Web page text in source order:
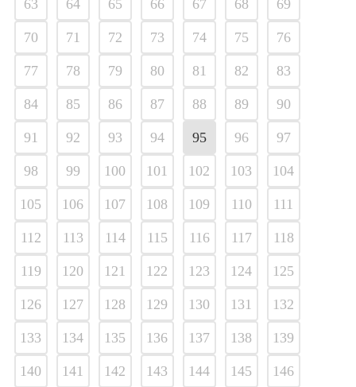
63 64 65 66 67 68 69
70 71 72 73 74 75 76
77 78 79 80 81 82 83
84 85 86 87 88 89 90
91 92 93 94 95 96 97
98 99 100 101 102 103 104
105 106 107 108 109 110 111
112 113 114 115 116 117 118
119 120 121 122 123 124 125
126 127 128 129 130 131 132
133 134 135 136 137 138 139
140 141 142 143 144 145 146